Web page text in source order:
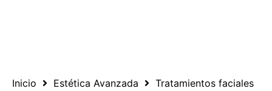
Inicio Estética Avanzada
Tratamientos faciales